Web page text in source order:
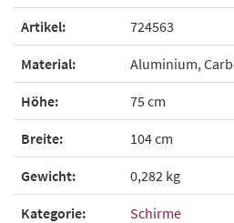
Artikel: 724563
Material: Aluminium,
Höhe: 75 cm
Breite: 104 cm
Gewicht: 0,282 kg
Kategorie: Schirme